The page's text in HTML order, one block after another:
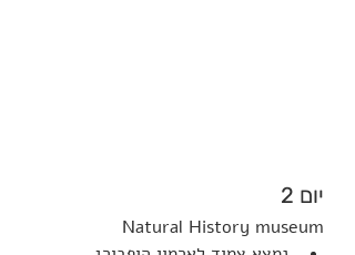
יום 2
Natural History museum